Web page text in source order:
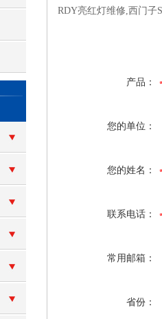
RDY亮红灯维修,西门子
产品：
您的单位：
您的姓名：
联系电话：
常用邮箱：
省份：